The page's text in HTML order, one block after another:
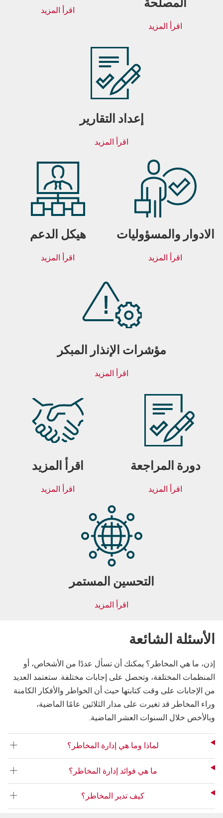
المصلحة
اقرأ المزيد
اقرأ المزيد
إعداد التقارير
اقرأ المزيد
الادوار والمسؤوليات
اقرأ المزيد
هيكل الدعم
اقرأ المزيد
مؤشرات الإنذار المبكر
اقرأ المزيد
دورة المراجعة
اقرأ المزيد
اقرأ المزيد
اقرأ المزيد
التحسين المستمر
اقرأ المزيد
الأسئلة الشائعة
إذن، ما هي المخاطر؟ يمكنك أن تسأل عددًا من الأشخاص، أو
المنظمات المختلفة، وتحصل على إجابات مختلفة. ستعتمد العديد
من الإجابات على وقت كتابتها حيث أن الخواطر والأفكار الكامنة
وراء المخاطر قد تغيرت على مدار الثلاثين عامًا الماضية،
وبالأخص خلال السنوات العشر الماضية.
لماذا وما هي إدارة المخاطر؟
ما هي فوائد إدارة المخاطر؟
كيف تدير المخاطر؟